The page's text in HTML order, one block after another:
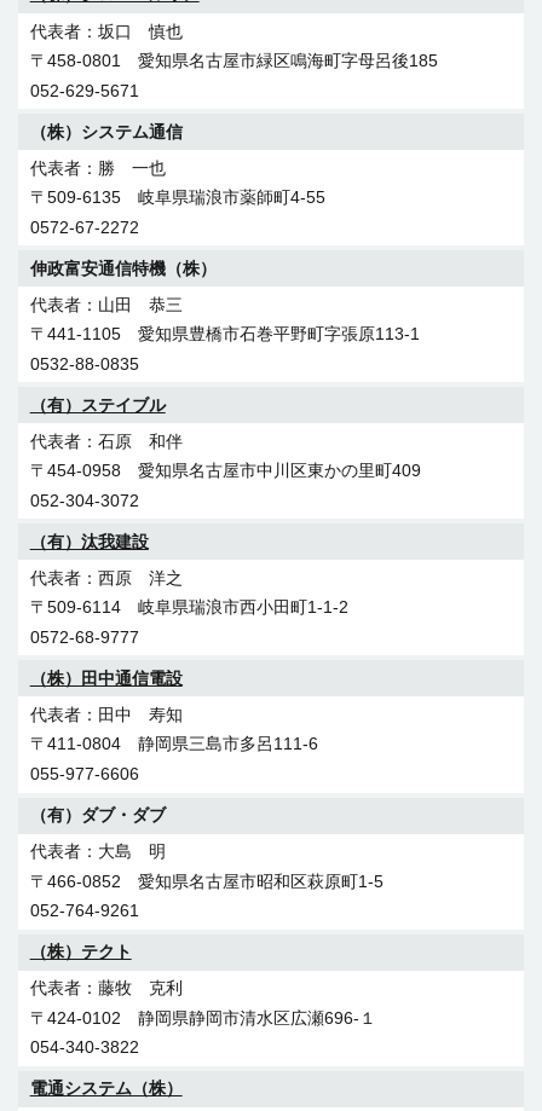
坂口 慎也
〒458-0801 愛知県名古屋市緑区鳴海町字母呂後185
052-629-5671
（株）システム通信
勝 一也
〒509-6135 岐阜県瑞浪市薬師町4-55
0572-67-2272
伸政富安通信特機（株）
山田 恭三
〒441-1105 愛知県豊橋市石巻平野町字張原113-1
0532-88-0835
（有）ステイブル
石原 和伴
〒454-0958 愛知県名古屋市中川区東かの里町409
052-304-3072
（有）汰我建設
西原 洋之
〒509-6114 岐阜県瑞浪市西小田町1-1-2
0572-68-9777
（株）田中通信電設
田中 寿知
〒411-0804 静岡県三島市多呂111-6
055-977-6606
（有）ダブ・ダブ
大島 明
〒466-0852 愛知県名古屋市昭和区萩原町1-5
052-764-9261
（株）テクト
藤牧 克利
〒424-0102 静岡県静岡市清水区広瀬696-１
054-340-3822
電通システム（株）